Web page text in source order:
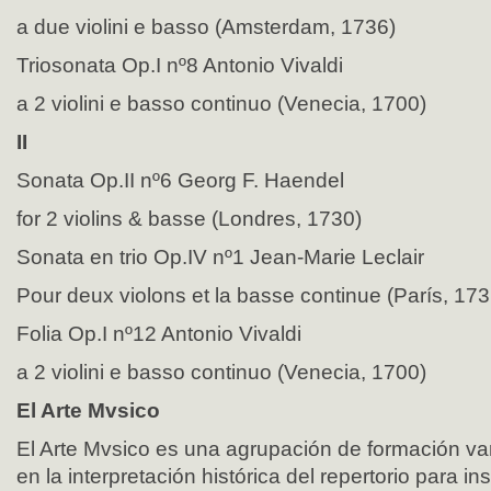
a due violini e basso (Amsterdam, 1736)
Triosonata Op.I nº8 Antonio Vivaldi
a 2 violini e basso continuo (Venecia, 1700)
II
Sonata Op.II nº6 Georg F. Haendel
for 2 violins & basse (Londres, 1730)
Sonata en trio Op.IV nº1 Jean-Marie Leclair
Pour deux violons et la basse continue (París,
Folia Op.I nº12 Antonio Vivaldi
a 2 violini e basso continuo (Venecia, 1700)
El Arte Mvsico
El Arte Mvsico es una agrupación de formación
en la interpretación histórica del repertorio para